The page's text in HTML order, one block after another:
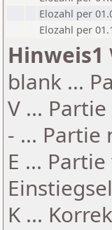
Elozahl per
Elozahl per
Hinweis1
blank ...
V ...
- ... Partie
E ...
K ...